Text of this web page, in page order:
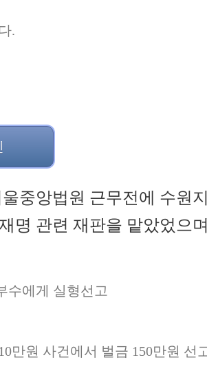
.
중앙법원 근무전에 수원
명 관련 재판을 맡았었으
수에게 실형선고
만원 사건에서 벌금 150만원 선